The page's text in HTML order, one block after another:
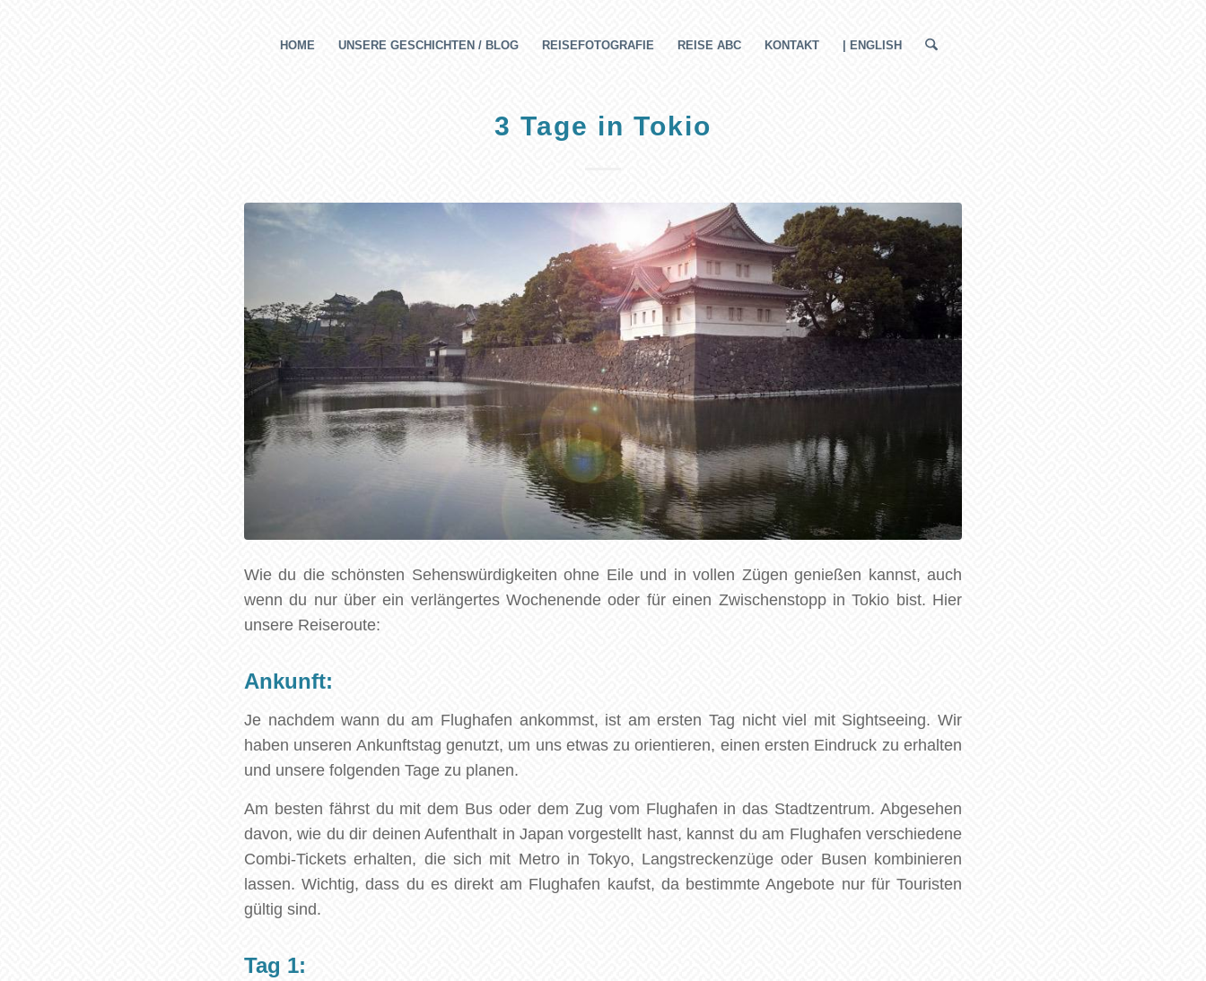
HOME UNSERE GESCHICHTEN / BLOG REISEFOTOGRAFIE REISE ABC KONTAKT | ENGLISH
3 Tage in Tokio
Wie du die schönsten Sehenswürdigkeiten ohne Eile und in vollen Zügen genießen kannst, auch
wenn du nur über ein verlängertes Wochenende oder für einen Zwischenstopp in Tokio bist. Hier
unsere Reiseroute:
Ankunft:
Je nachdem wann du am Flughafen ankommst, ist am ersten Tag nicht viel mit Sightseeing. Wir
haben unseren Ankunftstag genutzt, um uns etwas zu orientieren, einen ersten Eindruck zu erhalten
und unsere folgenden Tage zu planen.
Am besten fährst du mit dem Bus oder dem Zug vom Flughafen in das Stadtzentrum. Abgesehen
davon, wie du dir deinen Aufenthalt in Japan vorgestellt hast, kannst du am Flughafen verschiedene
Combi-Tickets erhalten, die sich mit Metro in Tokyo, Langstreckenzüge oder Busen kombinieren
lassen. Wichtig, dass du es direkt am Flughafen kaufst, da bestimmte Angebote nur für Touristen
gültig sind.
Tag 1: